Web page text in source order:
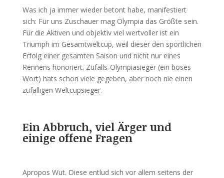
Was ich ja immer wieder betont habe, manifestiert
sich: Für uns Zuschauer mag Olympia das Größte sein.
Für die Aktiven und objektiv viel wertvoller ist ein
Triumph im Gesamtweltcup, weil dieser den sportlichen
Erfolg einer gesamten Saison und nicht nur eines
Rennens honoriert. Zufalls-Olympiasieger (ein böses
Wort) hats schon viele gegeben, aber noch nie einen
zufälligen Weltcupsieger.
Ein Abbruch, viel Ärger und
einige offene Fragen
Apropos Wut. Diese entlud sich vor allem seitens der